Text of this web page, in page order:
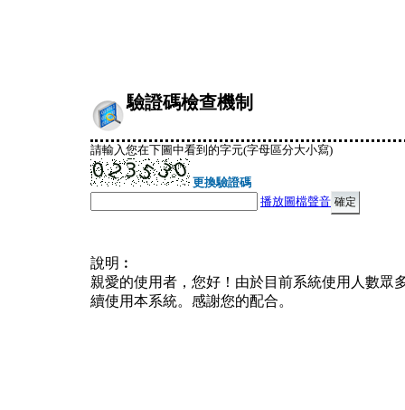
驗證碼檢查機制
請輸入您在下圖中看到的字元(字母區分大小寫)
更換驗證碼
播放圖檔聲音
說明︰
親愛的使用者，您好！由於目前系統使用人數眾
續使用本系統。感謝您的配合。